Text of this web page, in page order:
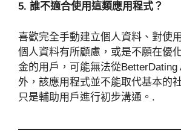
5. 誰不適合使用這類應用程式？
喜歡完全手動建立個人資料、對使
個人資料有所顧慮，或是不願在優
金的用戶，可能無法從BetterDating
外，該應用程式並不能取代基本
只是輔助用戶進行初步溝通。.